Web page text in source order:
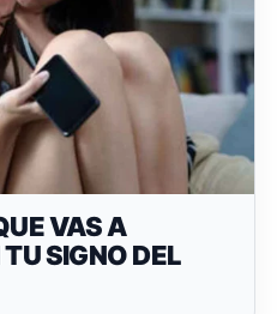
VAS A
SIGNO DEL